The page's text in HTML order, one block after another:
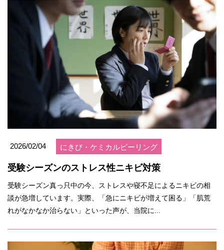
2026/02/04 にきび・ケミカルピーリング
受験シーズンのストレス性ニキビ対策
受験シーズン真っ只中の今、ストレスや寝不足によるニキビの相
談が急増しています。実際、「急にニキビが増えて困る」「肌荒
れがなかなか治らない」といった声が、当院に...